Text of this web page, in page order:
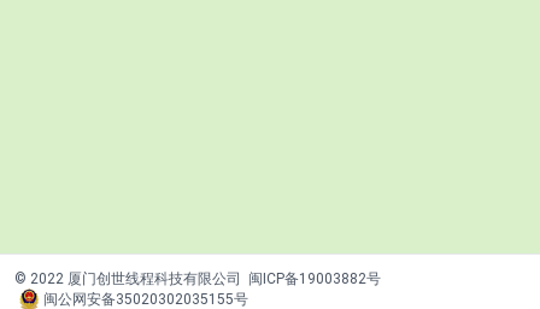
© 2022 厦门创世线程科技有限公司
闽ICP备19003882号
闽公网安备35020302035155号